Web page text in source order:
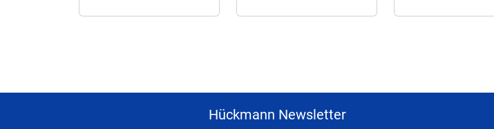
Hückmann Newsletter